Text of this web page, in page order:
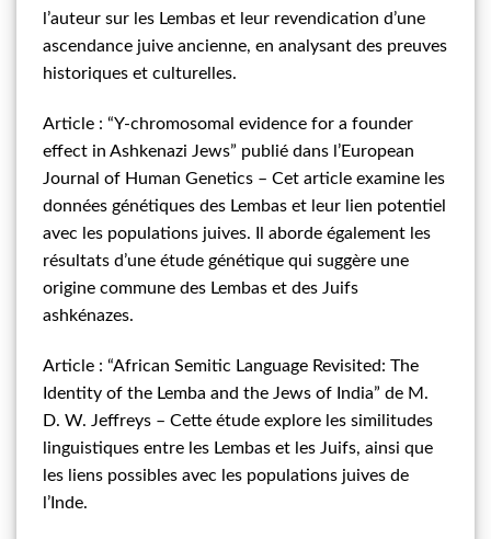
l’auteur sur les Lembas et leur revendication d’une
ascendance juive ancienne, en analysant des preuves
historiques et culturelles.
Article : “Y-chromosomal evidence for a founder
effect in Ashkenazi Jews” publié dans l’European
Journal of Human Genetics – Cet article examine les
données génétiques des Lembas et leur lien potentiel
avec les populations juives. Il aborde également les
résultats d’une étude génétique qui suggère une
origine commune des Lembas et des Juifs
ashkénazes.
Article : “African Semitic Language Revisited: The
Identity of the Lemba and the Jews of India” de M.
D. W. Jeffreys – Cette étude explore les similitudes
linguistiques entre les Lembas et les Juifs, ainsi que
les liens possibles avec les populations juives de
l’Inde.